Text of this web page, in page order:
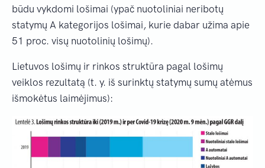
būdu vykdomi lošimai (ypač nuotoliniai neribotų
statymų A kategorijos lošimai, kurie dabar užima apie
51 proc. visų nuotolinių lošimų).
Lietuvos lošimų ir rinkos struktūra pagal lošimų
veiklos rezultatą (t. y. iš surinktų statymų sumų atėmus
išmokėtus laimėjimus):